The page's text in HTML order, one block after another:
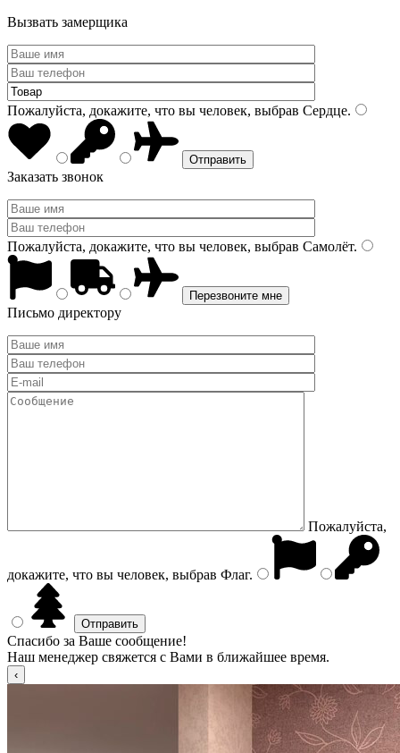
Вызвать замерщика
Пожалуйста, докажите, что вы человек, выбрав Сердце.
Заказать звонок
Пожалуйста, докажите, что вы человек, выбрав Самолёт.
Письмо директору
Пожалуйста,
докажите, что вы человек, выбрав Флаг.
Спасибо за Ваше сообщение!
Наш менеджер свяжется с Вами в ближайшее время.